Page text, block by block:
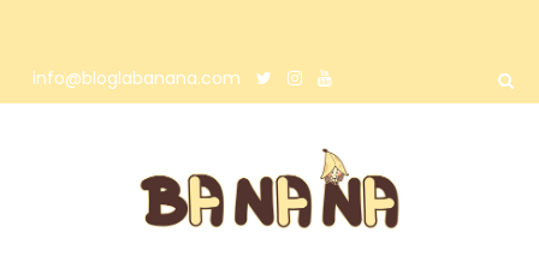
info@bloglabanana.com